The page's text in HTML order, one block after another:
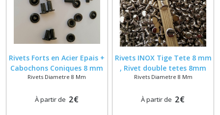
Rivets Forts en Acier Epais +
Cabochons Coniques 8 mm
Coloris Canon de fusil ,
Cordonnerie
Rivets Diametre 8 Mm
À partir de 2€
Rivets INOX Tige Tete 8 mm
, Rivet double tetes 8mm
inoxidables coloris argenté
Rivets Diametre 8 Mm
À partir de 2€